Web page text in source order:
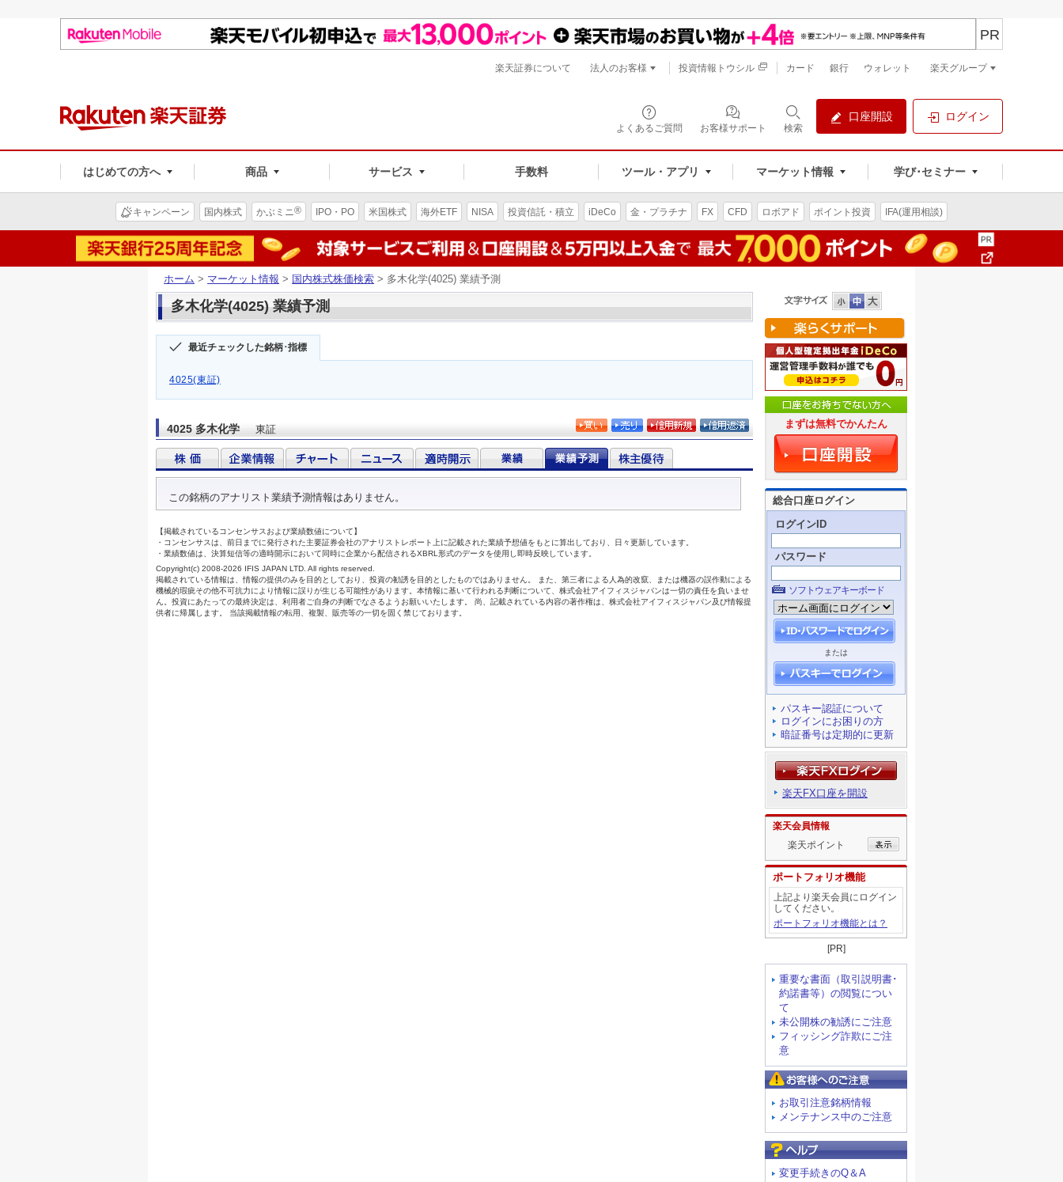
よくあるご質問 お客様サポート 検索
口座開設 ログイン
はじめての方へ 商品 サービス 手数料 ツール・アプリ マーケット情報 学び･セミナー
PR
楽天証券について 法人のお客様 投資情報トウシル カード 銀行 ウォレット 楽天グループ
キャンペーン 国内株式 かぶミニ® IPO・PO 米国株式 海外ETF NISA 投資信託・積立 iDeCo 金・プラチナ FX CFD ロボアド ポイント投資 IFA(運用相談)
ホーム > マーケット情報 > 国内株式株価検索 > 多木化学(4025) 業績予測
多木化学(4025) 業績予測
最近チェックした銘柄･指標
4025(東証)
4025 多木化学 東証 まずは無料でかんたん
総合口座ログイン
ログインID
パスワード
ソフトウェアキーボード
または
パスキー認証について
ログインにお困りの方
暗証番号は定期的に更新
楽天FX口座を開設
楽天会員情報
楽天ポイント
ポートフォリオ機能
上記より楽天会員にログイン
してください。
ポートフォリオ機能とは？
[PR]
重要な書面（取引説明書･
約諾書等）の閲覧につい
て
未公開株の勧誘にご注意
フィッシング詐欺にご注
意
お取引注意銘柄情報
メンテナンス中のご注意
変更手続きのQ＆A